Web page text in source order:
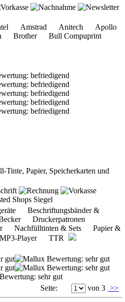
Amstrad Anitech Apollo
Bull Compuprint
Tinte, Papier, Speicherkarten und
Beschriftungsbänder &
Druckerpatronen
Nachfülltinten & Sets Papier &
Player TTR
Seite: von 3 >>